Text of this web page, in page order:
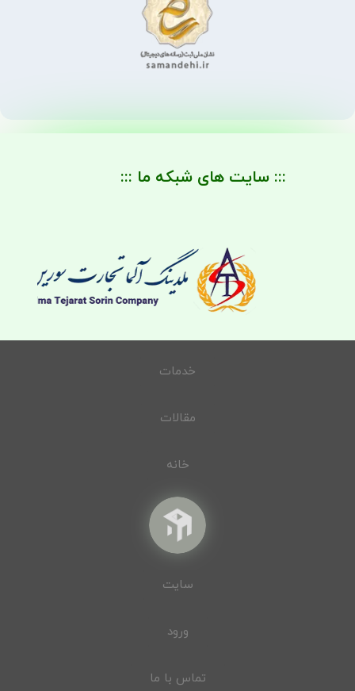
::: سایت های شبکه ما :::
خدمات
مقالات
خانه
سایت
ورود
تماس با ما